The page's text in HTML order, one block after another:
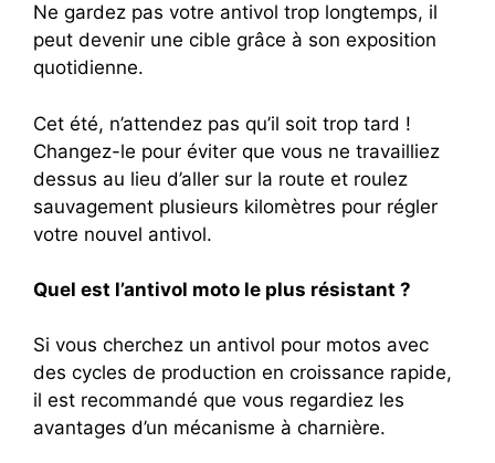
Ne gardez pas votre antivol trop longtemps, il
peut devenir une cible grâce à son exposition
quotidienne.
Cet été, n’attendez pas qu’il soit trop tard !
Changez-le pour éviter que vous ne travailliez
dessus au lieu d’aller sur la route et roulez
sauvagement plusieurs kilomètres pour régler
votre nouvel antivol.
Quel est l’antivol moto le plus résistant ?
Si vous cherchez un antivol pour motos avec
des cycles de production en croissance rapide,
il est recommandé que vous regardiez les
avantages d’un mécanisme à charnière.